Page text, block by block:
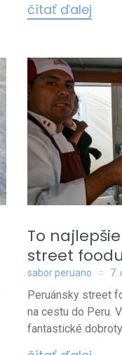
čítať ďalej
To
street foodu
sabor peruano 7.
Peruánsky street
na cestu do Peru.
fantastické